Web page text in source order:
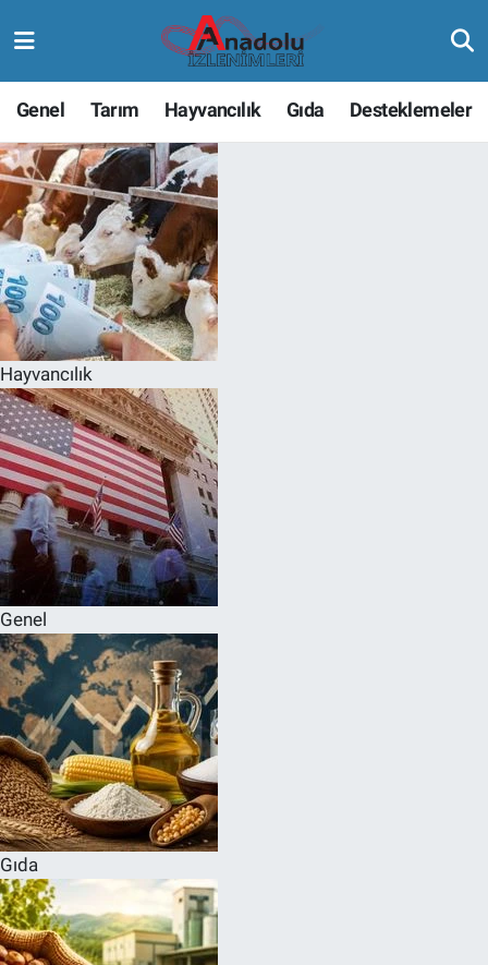
Genel Tarım Hayvancılık Gıda Desteklemeler
Hayvancılık
Genel
Gıda